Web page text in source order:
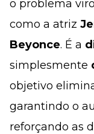
o problema
como a atriz
Beyonce. É a
simplesmente
objetivo
garantindo o
reforçando as